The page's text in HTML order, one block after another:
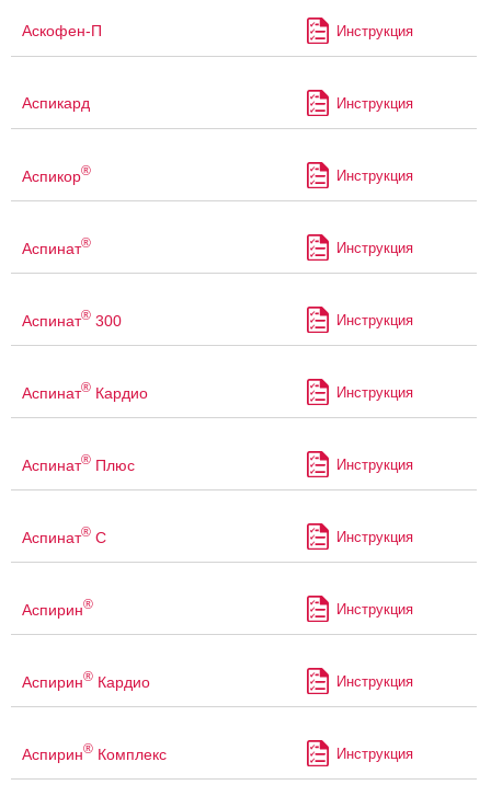
Аскофен-П Инструкция
Аспикард Инструкция
Аспикор® Инструкция
Аспинат® Инструкция
Аспинат® 300 Инструкция
Аспинат® Кардио Инструкция
Аспинат® Плюс Инструкция
Аспинат® С Инструкция
Аспирин® Инструкция
Аспирин® Кардио Инструкция
Аспирин® Комплекс Инструкция